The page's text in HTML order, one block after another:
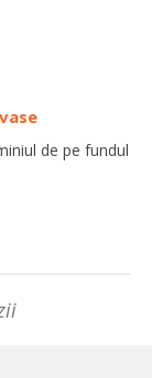
de pe fundul